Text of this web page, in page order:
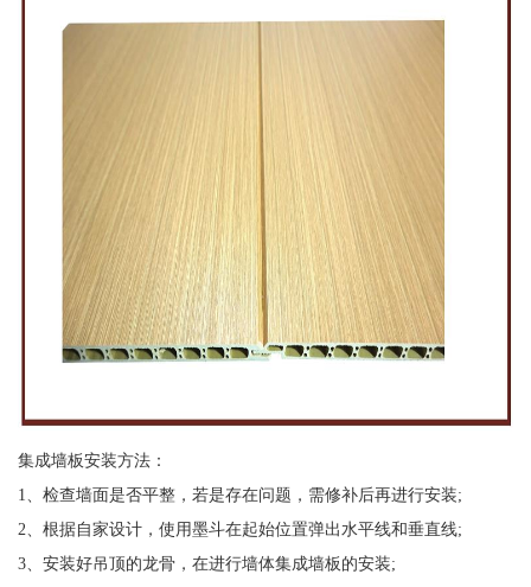
集成墙板安装方法：
1、检查墙面是否平整，若是存在问题，需修补后再进行安装;
2、根据自家设计，使用墨斗在起始位置弹出水平线和垂直线;
3、安装好吊顶的龙骨，在进行墙体集成墙板的安装;